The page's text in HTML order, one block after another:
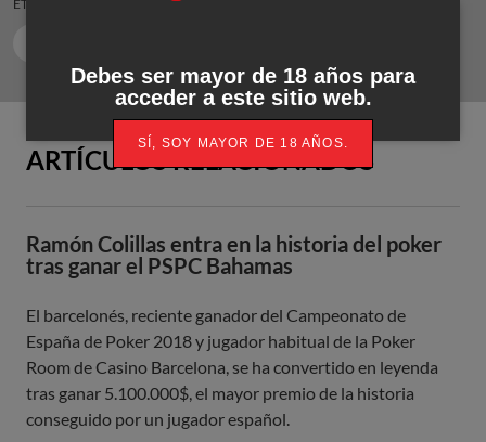
ETIQUETAS:
ARTÍCULOS RELACIONADOS
Ramón Colillas entra en la historia del poker
tras ganar el PSPC Bahamas
El barcelonés, reciente ganador del Campeonato de
España de Poker 2018 y jugador habitual de la Poker
Room de Casino Barcelona, se ha convertido en leyenda
tras ganar 5.100.000$, el mayor premio de la historia
conseguido por un jugador español.
Debes ser mayor de 18 años para
acceder a este sitio web.
SÍ, SOY MAYOR DE 18 AÑOS.